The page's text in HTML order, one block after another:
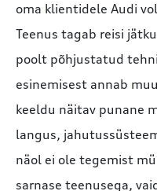
oma klientidele Audi
Teenus tagab reisi
poolt põhjustatud
esinemisest annab
keeldu näitav punane
langus,
näol ei ole tegemist
sarnase teenusega,